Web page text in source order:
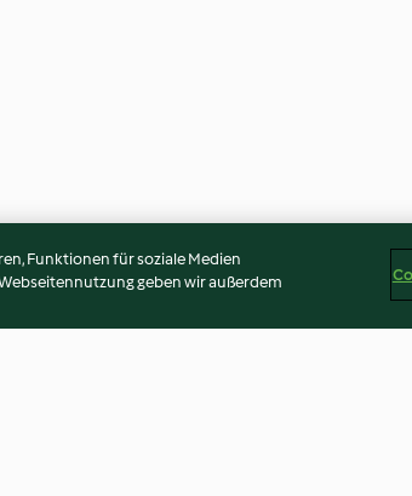
Funktionen für soziale Medien
geben wir außerdem